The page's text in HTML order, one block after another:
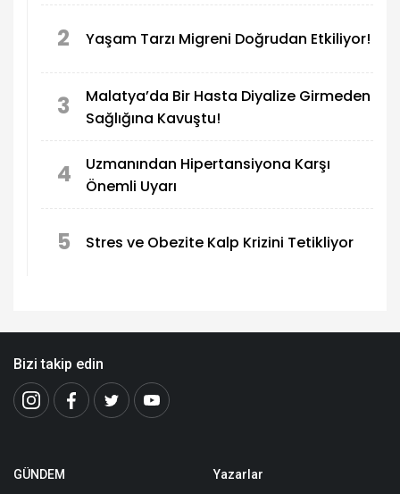
2 Yaşam Tarzı Migreni Doğrudan Etkiliyor!
3
Malatya’da Bir Hasta Diyalize Girmeden
Sağlığına Kavuştu!
4
Uzmanından Hipertansiyona Karşı
Önemli Uyarı
5 Stres ve Obezite Kalp Krizini Tetikliyor
Bizi takip edin
GÜNDEM
Yazarlar